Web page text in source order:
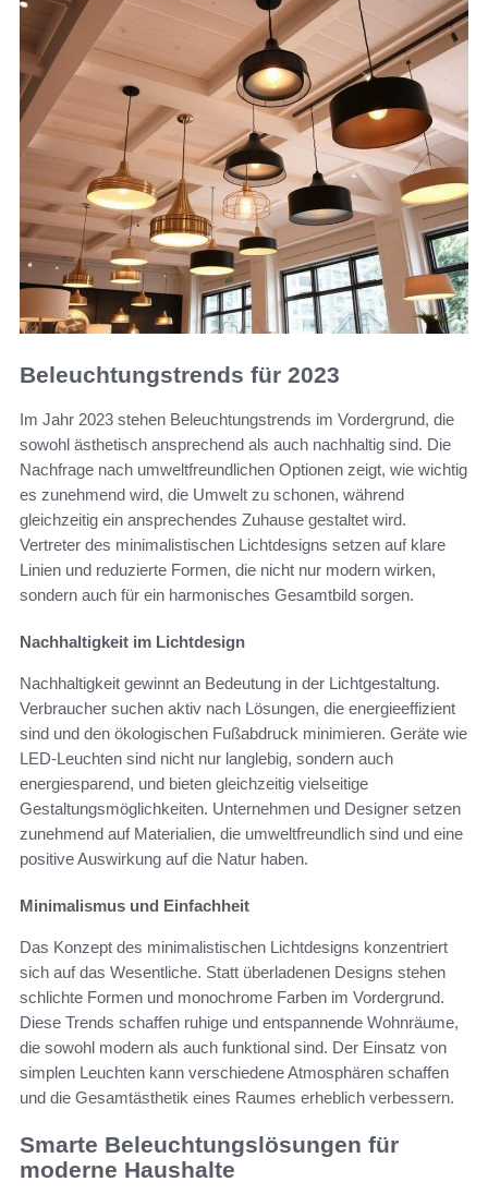
Beleuchtungstrends für 2023
Im Jahr 2023 stehen Beleuchtungstrends im Vordergrund, die
sowohl ästhetisch ansprechend als auch nachhaltig sind. Die
Nachfrage nach umweltfreundlichen Optionen zeigt, wie wichtig
es zunehmend wird, die Umwelt zu schonen, während
gleichzeitig ein ansprechendes Zuhause gestaltet wird.
Vertreter des minimalistischen Lichtdesigns setzen auf klare
Linien und reduzierte Formen, die nicht nur modern wirken,
sondern auch für ein harmonisches Gesamtbild sorgen.
Nachhaltigkeit im Lichtdesign
Nachhaltigkeit gewinnt an Bedeutung in der Lichtgestaltung.
Verbraucher suchen aktiv nach Lösungen, die energieeffizient
sind und den ökologischen Fußabdruck minimieren. Geräte wie
LED-Leuchten sind nicht nur langlebig, sondern auch
energiesparend, und bieten gleichzeitig vielseitige
Gestaltungsmöglichkeiten. Unternehmen und Designer setzen
zunehmend auf Materialien, die umweltfreundlich sind und eine
positive Auswirkung auf die Natur haben.
Minimalismus und Einfachheit
Das Konzept des minimalistischen Lichtdesigns konzentriert
sich auf das Wesentliche. Statt überladenen Designs stehen
schlichte Formen und monochrome Farben im Vordergrund.
Diese Trends schaffen ruhige und entspannende Wohnräume,
die sowohl modern als auch funktional sind. Der Einsatz von
simplen Leuchten kann verschiedene Atmosphären schaffen
und die Gesamtästhetik eines Raumes erheblich verbessern.
Smarte Beleuchtungslösungen für
moderne Haushalte